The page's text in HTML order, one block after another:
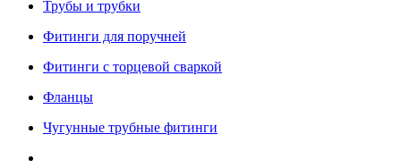
Трубы и трубки
Фитинги для поручней
Фитинги с торцевой сваркой
Фланцы
Чугунные трубные фитинги